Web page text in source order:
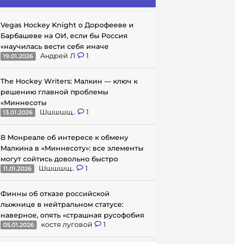
Vegas Hockey Knight о Дорофееве и
Барбашеве на ОИ, если бы Россия
«научилась вести себя иначе
19.01.2026 Андрей Л 1
The Hockey Writers: Малкин — ключ к
решению главной проблемы
«Миннесоты
13.01.2026 Шшшшщ.. 1
В Монреале об интересе к обмену
Малкина в «Миннесоту»: все элементы
могут сойтись довольно быстро
11.01.2026 Шшшшщ.. 1
Финны об отказе российской
лыжнице в нейтральном статусе:
наверное, опять «страшная русофобия
05.01.2026 костя луговой 1